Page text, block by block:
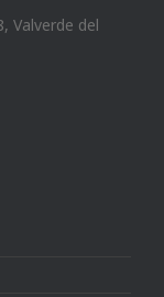
Valverde del